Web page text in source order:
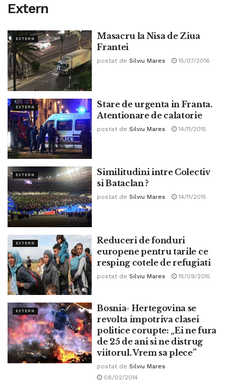
Extern
EXTERN
Masacru la Nisa de Ziua
Frantei
postat de Silviu Mares 15/07/2016
EXTERN
Stare de urgenta in Franta.
Atentionare de calatorie
postat de Silviu Mares 14/11/2015
EXTERN
Similitudini intre Colectiv
si Bataclan ?
postat de Silviu Mares 14/11/2015
EXTERN
Reduceri de fonduri
europene pentru tarile ce
resping cotele de refugiati
postat de Silviu Mares 15/09/2015
EXTERN
Bosnia- Hertegovina se
revolta impotriva clasei
politice corupte: „Ei ne fura
de 25 de ani si ne distrug
viitorul. Vrem sa plece”
postat de Silviu Mares
08/02/2014